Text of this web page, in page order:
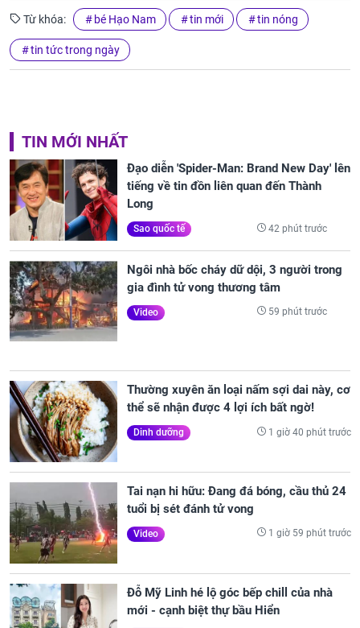
Từ khóa: bé Hạo Nam tin mới tin nóng
tin tức trong ngày
TIN MỚI NHẤT
Đạo diễn 'Spider-Man: Brand New Day' lên
tiếng về tin đồn liên quan đến Thành
Long
Sao quốc tế 42 phút trước
Ngôi nhà bốc cháy dữ dội, 3 người trong
gia đình tử vong thương tâm
Video 59 phút trước
Thường xuyên ăn loại nấm sợi dai này, cơ
thể sẽ nhận được 4 lợi ích bất ngờ!
Dinh dưỡng 1 giờ 40 phút trước
Tai nạn hi hữu: Đang đá bóng, cầu thủ 24
tuổi bị sét đánh tử vong
Video 1 giờ 59 phút trước
Đỗ Mỹ Linh hé lộ góc bếp chill của nhà
mới - cạnh biệt thự bầu Hiển